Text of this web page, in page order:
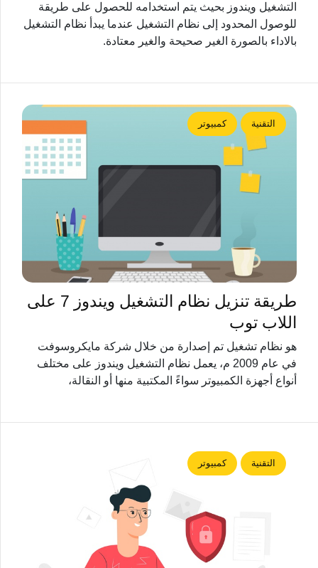
التشغيل ويندوز بحيث يتم استخدامه للحصول على طريقة
للوصول المحدود إلى نظام التشغيل عندما يبدأ نظام التشغيل
بالاداء بالصورة الغير صحيحة والغير معتادة.
التقنية كمبيوتر
طريقة تنزيل نظام التشغيل ويندوز 7 على
اللاب توب
هو نظام تشغيل تم إصدارة من خلال شركة مايكروسوفت
في عام 2009 م، يعمل نظام التشغيل ويندوز على مختلف
أنواع أجهزة الكمبيوتر سواءً المكتبية منها أو النقالة،
التقنية كمبيوتر